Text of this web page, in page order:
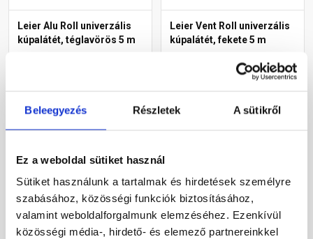
Beleegyezés Részletek A sütikről
Ez a weboldal sütiket használ
Sütiket használunk a tartalmak és hirdetések személyre
szabásához, közösségi funkciók biztosításához,
valamint weboldalforgalmunk elemzéséhez. Ezenkívül
közösségi média-, hirdető- és elemező partnereinkkel
Leier Alu Roll univerzális
kúpalátét, téglavörös 5 m
9 330 Ft/ db
Megnézem
Leier Vent Roll univerzális
kúpalátét, fekete 5 m
Rendelésre
9 215 Ft